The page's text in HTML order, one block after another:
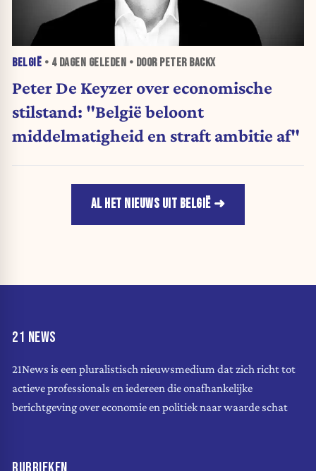
BELGIË • 4 DAGEN GELEDEN • DOOR PETER BACKX
Peter De Keyzer over economische
stilstand: "België beloont
middelmatigheid en straft ambitie af"
AL HET NIEUWS UIT BELGIË
21 NEWS
21News is een pluralistisch nieuwsmedium dat zich richt tot
actieve professionals en iedereen die onafhankelijke
berichtgeving over economie en politiek naar waarde schat